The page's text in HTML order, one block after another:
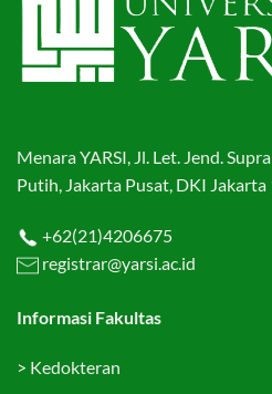
Menara YARSI, Jl. Let. Jend.
Putih, Jakarta Pusat, DKI
+62(21)4206675
registrar@yarsi.ac.id
Informasi Fakultas
> Kedokteran